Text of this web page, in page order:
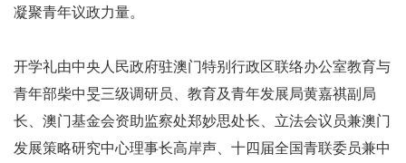
凝聚青年议政力量。
开学礼由中央人民政府驻澳门特别行政区联络办公室教育与
青年部柴中旻三级调研员、教育及青年发展局黄嘉祺副局
长、澳门基金会资助监察处郑妙思处长、立法会议员兼澳门
发展策略研究中心理事长高岸声、十四届全国青联委员兼中